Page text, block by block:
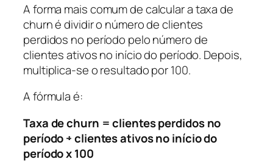
A forma mais comum de calcular a taxa de
churn é dividir o número de clientes
perdidos no período pelo número de
clientes ativos no início do período. Depois,
multiplica-se o resultado por 100.
A fórmula é:
Taxa de churn = clientes perdidos no
período ÷ clientes ativos no início do
período x 100